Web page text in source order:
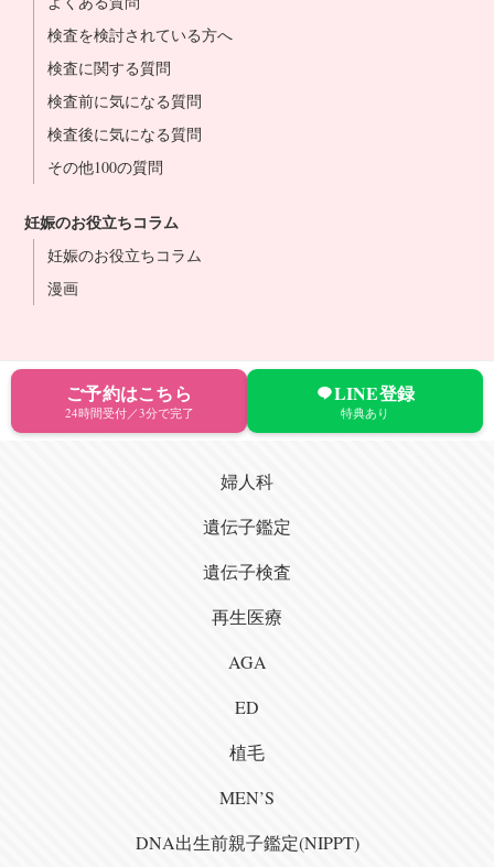
検査を検討されている方へ
検査に関する質問
検査前に気になる質問
検査後に気になる質問
その他100の質問
妊娠のお役立ちコラム
妊娠のお役立ちコラム
漫画
ご予約はこちら
24時間受付／3分で完了
LINE登録
特典あり
婦人科
遺伝子鑑定
遺伝子検査
再生医療
AGA
ED
植毛
MEN’S
DNA出生前親子鑑定(NIPPT)